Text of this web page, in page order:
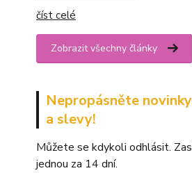
číst celé
Zobrazit všechny články
Nepropásněte
a slevy!
Můžete se kdykoli odhlásit.
jednou za 14 dní.